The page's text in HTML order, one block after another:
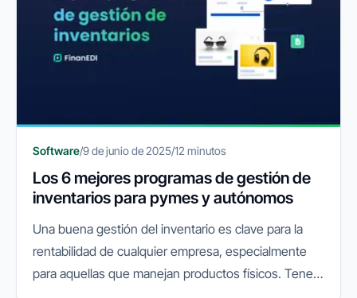
Software/9 de junio de 2025/12 minutos
Los 6 mejores programas de gestión de
inventarios para pymes y autónomos
Una buena gestión del inventario es clave para la
rentabilidad de cualquier empresa, especialmente
para aquellas que manejan productos físicos. Tener